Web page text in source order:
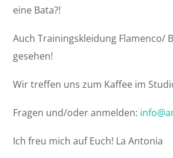
eine Bata?!
Auch Trainingskleidung Flamenco/
gesehen!
Wir treffen uns zum Kaffee im
Fragen und/oder anmelden:
Ich freu mich auf Euch! La Antonia